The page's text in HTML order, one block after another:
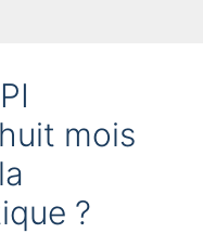
mois
?